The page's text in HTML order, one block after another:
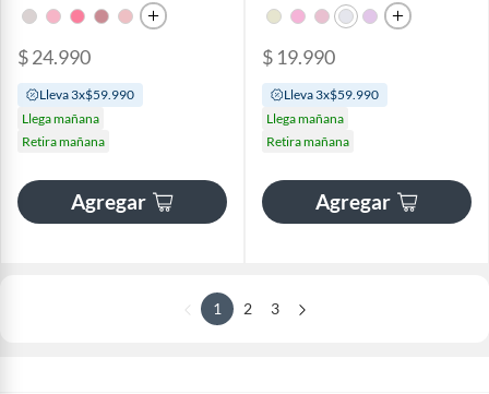
$ 24.990
Lleva 3x$59.990
Llega mañana
Retira mañana
Agregar
$ 19.990
Lleva 3x$59.990
Llega mañana
Retira mañana
Agregar
1 2 3